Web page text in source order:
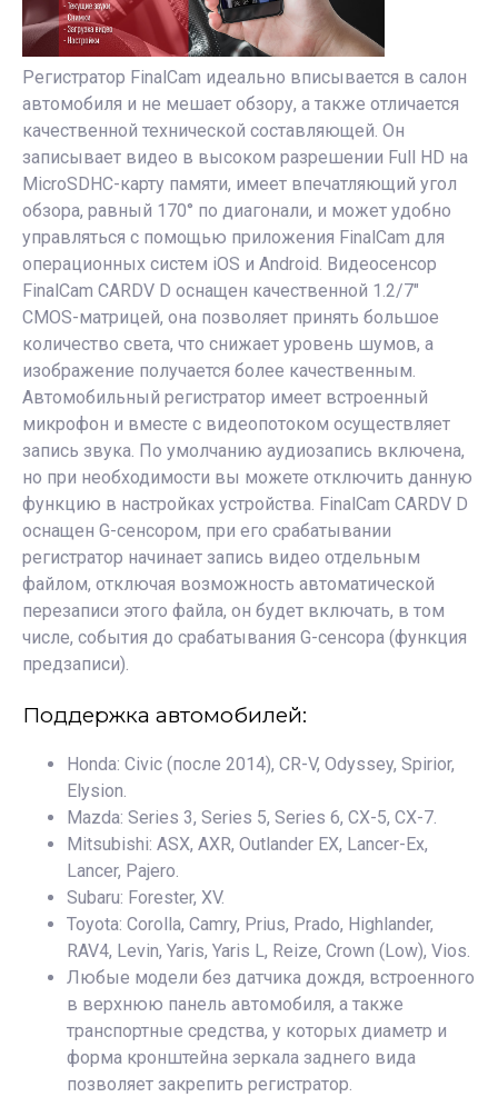
Регистратор FinalCam идеально вписывается в салон
автомобиля и не мешает обзору, а также отличается
качественной технической составляющей. Он
записывает видео в высоком разрешении Full HD на
MicroSDHC-карту памяти, имеет впечатляющий угол
обзора, равный 170° по диагонали, и может удобно
управляться с помощью приложения FinalCam для
операционных систем iOS и Android. Видеосенсор
FinalCam CARDV D оснащен качественной 1.2/7"
CMOS-матрицей, она позволяет принять большое
количество света, что снижает уровень шумов, а
изображение получается более качественным.
Автомобильный регистратор имеет встроенный
микрофон и вместе с видеопотоком осуществляет
запись звука. По умолчанию аудиозапись включена,
но при необходимости вы можете отключить данную
функцию в настройках устройства. FinalCam CARDV D
оснащен G-сенсором, при его срабатывании
регистратор начинает запись видео отдельным
файлом, отключая возможность автоматической
перезаписи этого файла, он будет включать, в том
числе, события до срабатывания G-сенсора (функция
предзаписи).
Поддержка автомобилей:
Honda: Civic (после 2014), CR-V, Odyssey, Spirior,
Elysion.
Mazda: Series 3, Series 5, Series 6, CX-5, CX-7.
Mitsubishi: ASX, AXR, Outlander EX, Lancer-Ex,
Lancer, Pajero.
Subaru: Forester, XV.
Toyota: Corolla, Camry, Prius, Prado, Highlander,
RAV4, Levin, Yaris, Yaris L, Reize, Crown (Low), Vios.
Любые модели без датчика дождя, встроенного
в верхнюю панель автомобиля, а также
транспортные средства, у которых диаметр и
форма кронштейна зеркала заднего вида
позволяет закрепить регистратор.